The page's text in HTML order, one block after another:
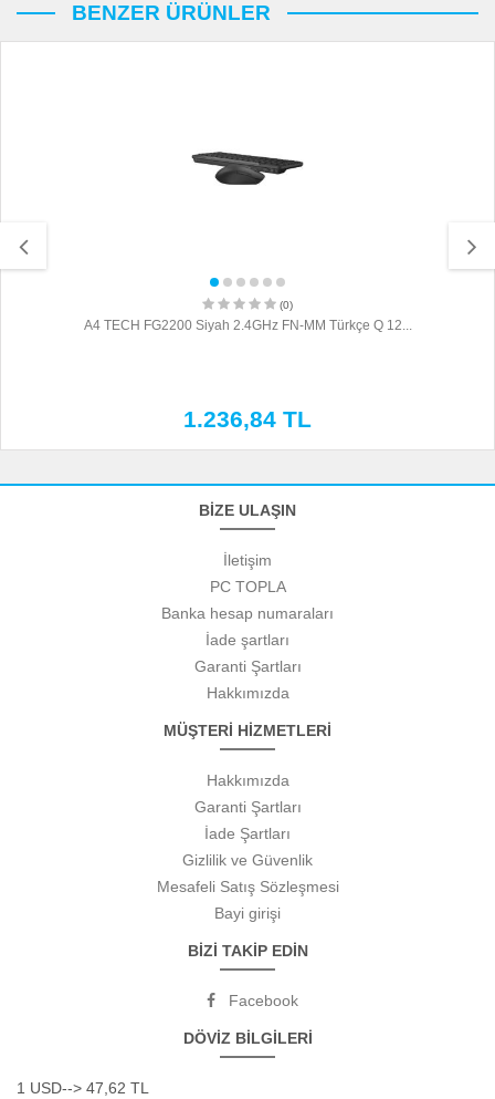
BENZER ÜRÜNLER
(0)
A4 TECH FG2200 Siyah 2.4GHz FN-MM Türkçe Q 12...
1.236,84 TL
BİZE ULAŞIN
İletişim
PC TOPLA
Banka hesap numaraları
İade şartları
Garanti Şartları
Hakkımızda
MÜŞTERİ HİZMETLERİ
Hakkımızda
Garanti Şartları
İade Şartları
Gizlilik ve Güvenlik
Mesafeli Satış Sözleşmesi
Bayi girişi
BİZİ TAKİP EDİN
Facebook
DÖVİZ BİLGİLERİ
1 USD--> 47,62 TL